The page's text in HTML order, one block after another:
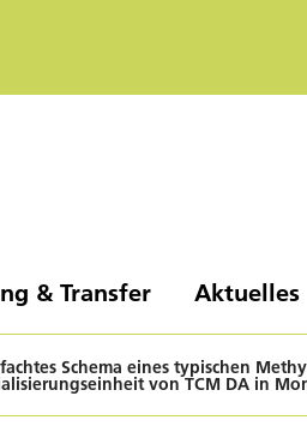
& Transfer Aktuelles
Schema eines typischen
von TCM DA in